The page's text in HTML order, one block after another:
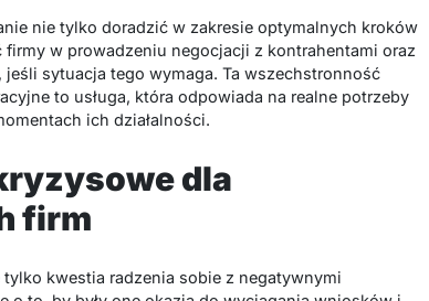
nie tylko doradzić w zakresie optymalnych kroków
firmy w prowadzeniu negocjacji z kontrahentami oraz
sytuacja tego wymaga. Ta wszechstronność
to usługa, która odpowiada na realne potrzeby
ich działalności.
dla
firm
kwestia radzenia sobie z negatywnymi